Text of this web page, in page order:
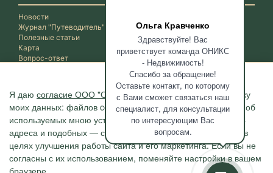
Ольга Кравченко
Здравствуйте! Вас
приветствует команда ОНИКС
- Недвижимость!
Спасибо за обращение!
Оставьте контакт, по которому
с Вами сможет связаться наш
специалист, для консультации
по интересующим Вас
вопросам.
Я даю согласие ООО "ОНИКС-Недвижимость"на обработку
моих данных: файлов cookie, сведений о моих действиях, об
используемых мною устройствах, даты и время сессии, IP-
адреса и подобных — с помощью метрических программ в
целях улучшения работы сайта и его маркетинга. Если вы не
согласны с их использованием, поменяйте настройки в вашем
браузере.
Новости
Журнал "Путеводитель"
Полезные статьи
Карта
Вопрос-ответ